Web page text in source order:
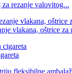
rezanje valovitog...
vlakana, oštrice za